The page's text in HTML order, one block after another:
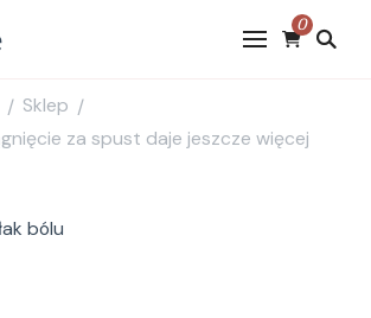
0
/ Sklep /
za spust daje jeszcze więcej
bólu